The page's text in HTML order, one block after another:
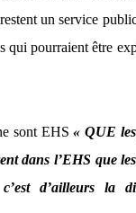
un service
qui pourraient être
sont EHS« QUE
dans l’EHS que
d’ailleurs la